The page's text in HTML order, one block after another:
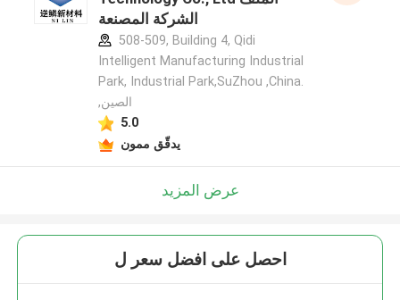
الشركة المصنعة
508-509, Building 4, Qidi
Intelligent Manufacturing Industrial
Park, Industrial Park,SuZhou ,China.
,الصين
5.0
يدقّق ممون
عرض المزيد
احصل على افضل سعر ل